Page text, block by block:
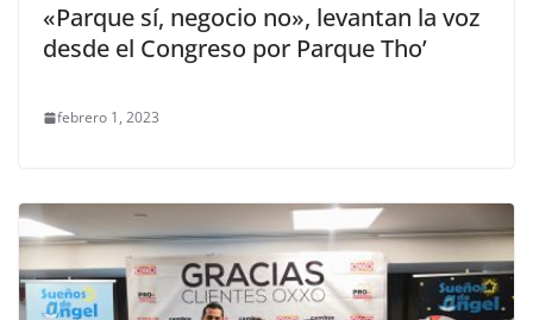
«Parque sí, negocio no», levantan la voz
desde el Congreso por Parque Tho’
febrero 1, 2023